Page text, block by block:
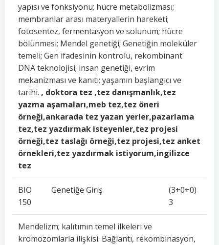
yapısı ve fonksiyonu; hücre metabolizması;
membranlar arası materyallerin hareketi;
fotosentez, fermentasyon ve solunum; hücre
bölünmesi; Mendel genetiği; Genetiğin moleküler
temeli; Gen ifadesinin kontrolü, rekombinant
DNA teknolojisi; insan genetiği, evrim
mekanizması ve kanıtı; yaşamın başlangıcı ve
tarihi. , doktora tez ,tez danışmanlık,tez
yazma aşamaları,meb tez,tez öneri
örneği,ankarada tez yazan yerler,pazarlama
tez,tez yazdırmak isteyenler,tez projesi
örneği,tez taslağı örneği,tez projesi,tez anket
örnekleri,tez yazdırmak istiyorum,ingilizce
tez
BIO
150
Genetiğe Giriş
(3+0+0)
3
Mendelizm; kalıtımın temel ilkeleri ve
kromozomlarla ilişkisi. Bağlantı, rekombinasyon,